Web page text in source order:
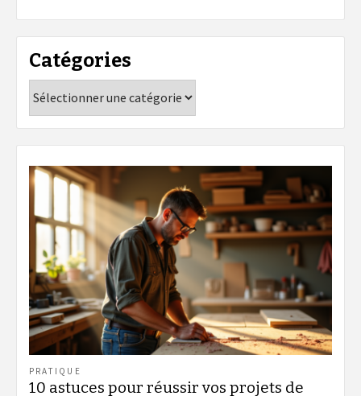
Catégories
PRATIQUE
10 astuces pour réussir vos projets de